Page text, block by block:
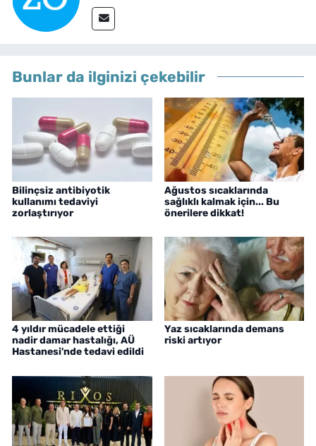
Bunlar da ilginizi çekebilir
Bilinçsiz antibiyotik
kullanımı tedaviyi
zorlaştırıyor
Ağustos sıcaklarında
sağlıklı kalmak için... Bu
önerilere dikkat!
4 yıldır mücadele ettiği
nadir damar hastalığı, AÜ
Hastanesi'nde tedavi edildi
Yaz sıcaklarında demans
riski artıyor